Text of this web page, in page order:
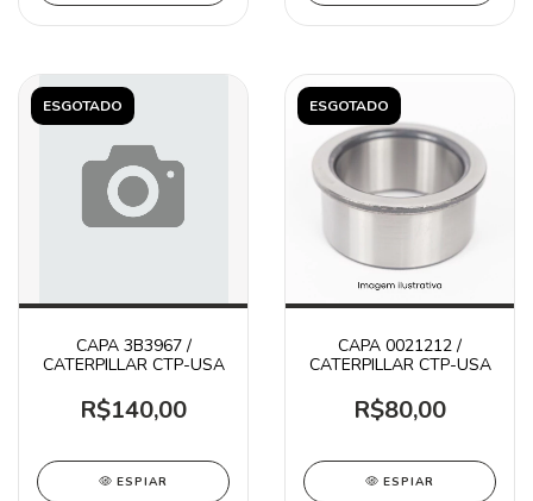
ESGOTADO
CAPA 3B3967 /
CATERPILLAR CTP-USA
R$140,00
ESPIAR
ESGOTADO
CAPA 0021212 /
CATERPILLAR CTP-USA
R$80,00
ESPIAR